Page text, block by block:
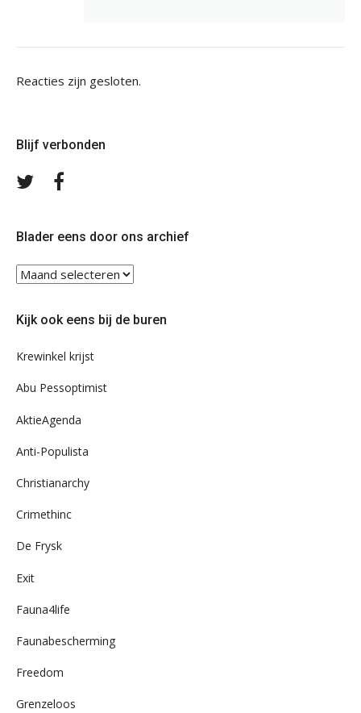
Reacties zijn gesloten.
Blijf verbonden
Volg
Blader eens door ons archief
Blader
ons
Kijk ook eens bij de buren
Krewinkel krijst
Abu Pessoptimist
AktieAgenda
Anti-Populista
Christianarchy
Crimethinc
De Frysk
Exit
Fauna4life
Faunabescherming
Freedom
Grenzeloos